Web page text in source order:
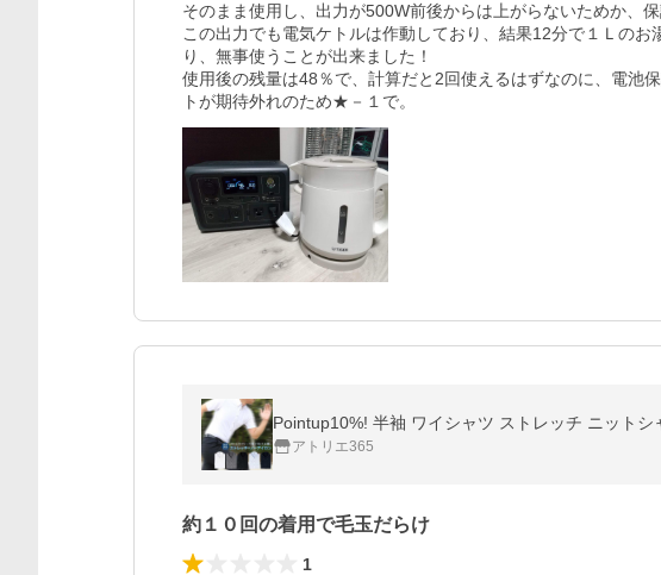
そのまま使用し、出力が500W前後からは上がらないためか、
この出力でも電気ケトルは作動しており、結果12分で１Ｌのお
り、無事使うことが出来ました！
使用後の残量は48％で、計算だと2回使えるはずなのに、電池
トが期待外れのため★－１で。
Pointup10%! 半袖 ワイシャツ ストレッチ ニット
アトリエ365
約１０回の着用で毛玉だらけ
1